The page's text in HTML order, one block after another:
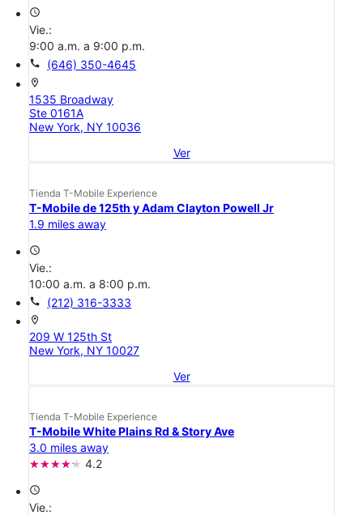
access_time
Vie.:
9:00 a.m. a 9:00 p.m.
call (646) 350-4645
location_on
1535 Broadway
Ste 0161A
New York, NY 10036
Ver
Tienda T-Mobile Experience
T-Mobile de 125th y Adam Clayton Powell Jr
1.9 miles away
access_time
Vie.:
10:00 a.m. a 8:00 p.m.
call (212) 316-3333
location_on
209 W 125th St
New York, NY 10027
Ver
Tienda T-Mobile Experience
T-Mobile White Plains Rd & Story Ave
3.0 miles away
4.2
access_time
Vie.: